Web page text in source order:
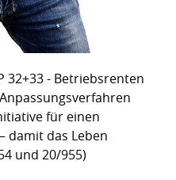
32+33 - Betriebsrenten
für einen
damit das Leben
und 20/955)